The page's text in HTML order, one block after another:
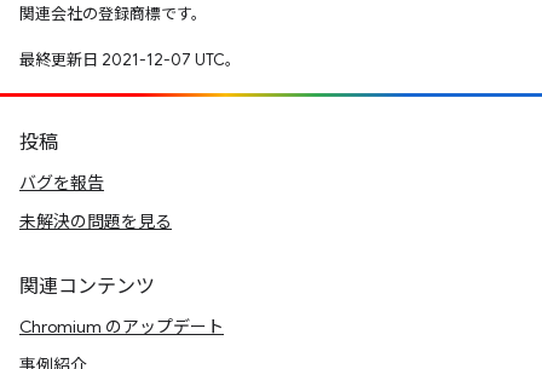
関連会社の登録商標です。
最終更新日 2021-12-07 UTC。
投稿
バグを報告
未解決の問題を見る
関連コンテンツ
Chromium のアップデート